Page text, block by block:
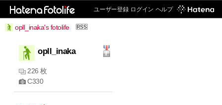
ユーザー登録 ログイン ヘルプ
opll_inaka's fotolife
opll_inaka
226 枚
C330